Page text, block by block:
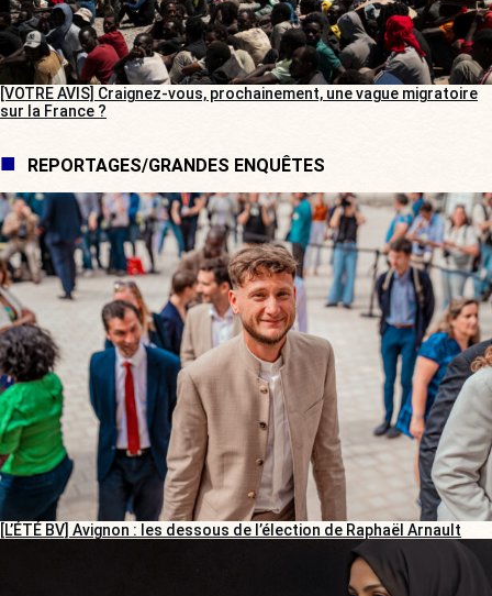
[VOTRE AVIS] Craignez-vous, prochainement, une vague migratoire
sur la France ?
REPORTAGES/GRANDES ENQUÊTES
[L’ÉTÉ BV] Avignon : les dessous de l’élection de Raphaël Arnault